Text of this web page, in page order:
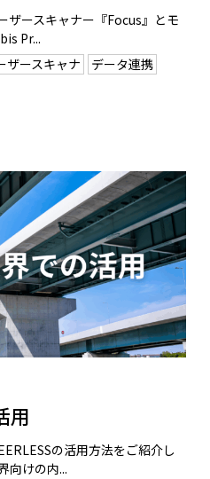
ザースキャナー『Focus』とモ
Pr...
ザースキャナ データ連携
用
の活用方法をご紹介し
向けの内...